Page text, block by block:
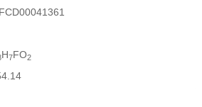
H7FO2